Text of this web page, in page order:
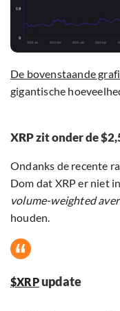
De bovenstaande
gigantische
XRP zit onder de
Ondanks de recente
Dom dat XRP er niet
volume-weighted
houden.
$XRPupdate